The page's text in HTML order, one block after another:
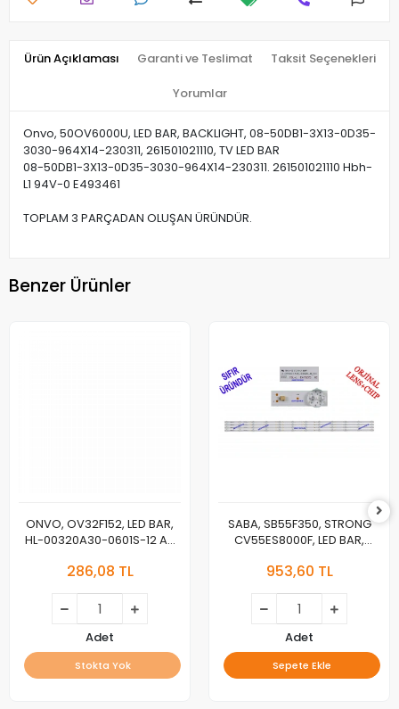
Ürün Açıklaması Garanti ve Teslimat Taksit Seçenekleri
Yorumlar
Onvo, 50OV6000U, LED BAR, BACKLIGHT, 08-50DB1-3X13-0D35-
3030-964X14-230311, 261501021110, TV LED BAR
08-50DB1-3X13-0D35-3030-964X14-230311. 261501021110 Hbh-
L1 94V-0 E493461
TOPLAM 3 PARÇADAN OLUŞAN ÜRÜNDÜR.
Benzer Ürünler
ONVO, OV32F152, LED BAR,
HL-00320A30-0601S-12 A0
286,08 TL
Adet
Stokta Yok
SABA, SB55F350, STRONG
CV55ES8000F, LED BAR,
JL.D550C1330-006BS-
LE-55S1, CX550DLEDM,
CX55D12-ZC62AG-04D
953,60 TL
Adet
Sepete Ekle